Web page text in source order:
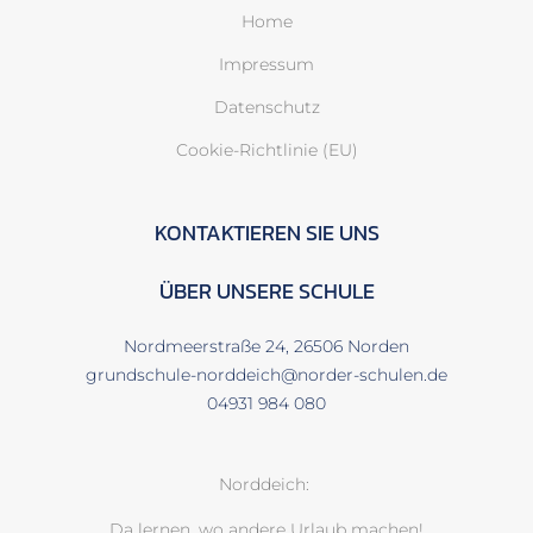
Home
Impressum
Datenschutz
Cookie-Richtlinie (EU)
KONTAKTIEREN SIE UNS
ÜBER UNSERE SCHULE
Nordmeerstraße 24, 26506 Norden
grundschule-norddeich@norder-schulen.de
04931 984 080
Norddeich: